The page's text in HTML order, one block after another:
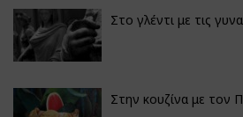
Στο γλέντι με τις
Στην κουζίνα με τον